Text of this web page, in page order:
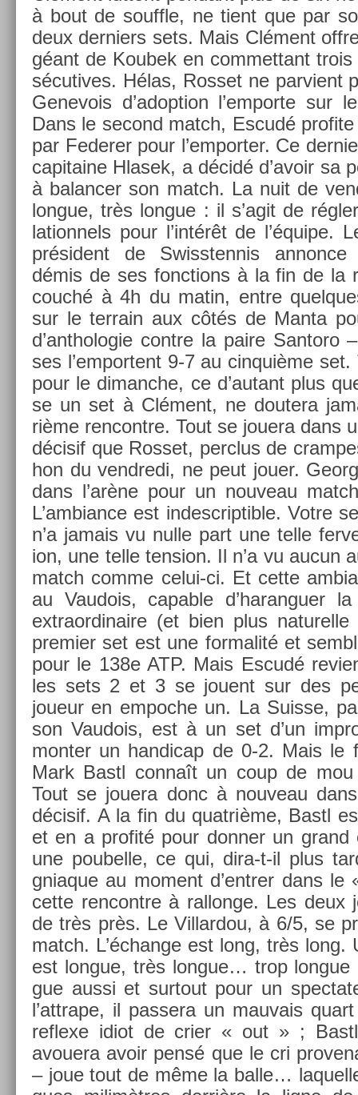
à bout de souffle, ne tient que par
deux de­rni­ers sets. Mais Clément
géant de Koubek en com­met­tant
sécutives. Hélas, Ros­set ne par­vient
Genevois d’adop­tion l’em­porte sur
Dans le second match, Escudé
par Feder­er pour l’em­port­er. Ce
capitaine Hlasek, a décidé d’avoir sa
à balanc­er son match. La nuit de
lon­gue, très lon­gue : il s’agit de
lation­nels pour l’intérêt de l’équipe.
président de Swissten­nis
démis de ses fonc­tions à la fin de la
couché à 4h du matin, entre
sur le ter­rain aux côtés de Manta
d’anthologie con­tre la paire San­toro
ses l’em­portent 9-7 au cin­quiè­me
pour le di­manche, ce d’autant plus
se un set à Clément, ne doutera
rième re­ncontre. Tout se jouera dans
décisif que Ros­set, per­clus de
hon du vendredi, ne peut jouer.
dans l’arène pour un nouveau
L’am­bian­ce est in­descrip­tible. Votre
n’a jamais vu nulle part une telle
ion, une telle tens­ion. Il n’a vu aucun
match comme celui-ci. Et cette
au Vaudois, cap­able d’haran­gu­er
extra­or­dinaire (et bien plus naturel­le
pre­mi­er set est une for­malité et
pour le 138e ATP. Mais Escudé
les sets 2 et 3 se jouent sur des
joueur en em­poc­he un. La Suis­se,
son Vaudois, est à un set d’un
mont­er un han­dicap de 0-2. Mais le
Mark Bastl connaît un coup de
Tout se jouera donc à nouveau
décisif. A la fin du quat­rième, Bastl
et en a pro­fité pour donn­er un grand
une poubel­le, ce qui, dira-t-il plus
gniaque au mo­ment d’entr­er dans
cette re­ncontre à ral­longe. Les deux
de très près. Le Vil­lardou, à 6/5, se
match. L’échan­ge est long, très long.
est lon­gue, très lon­gue… trop
gue aussi et sur­tout pour un
l’attrape, il pas­sera un mauvais
re­flexe idiot de crier « out » ;
avouera avoir pensé que le cri
– joue tout de même la balle…